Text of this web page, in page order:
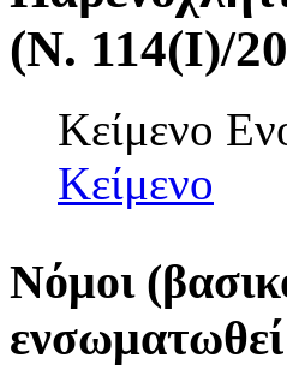
(Ν. 114(I)/
Κείμενο
Κείμενο
Νόμοι
ενσωματωθεί